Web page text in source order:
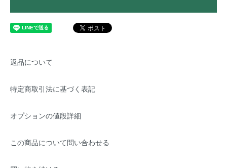
返品について
特定商取引法に基づく表記
オプションの値段詳細
この商品について問い合わせる